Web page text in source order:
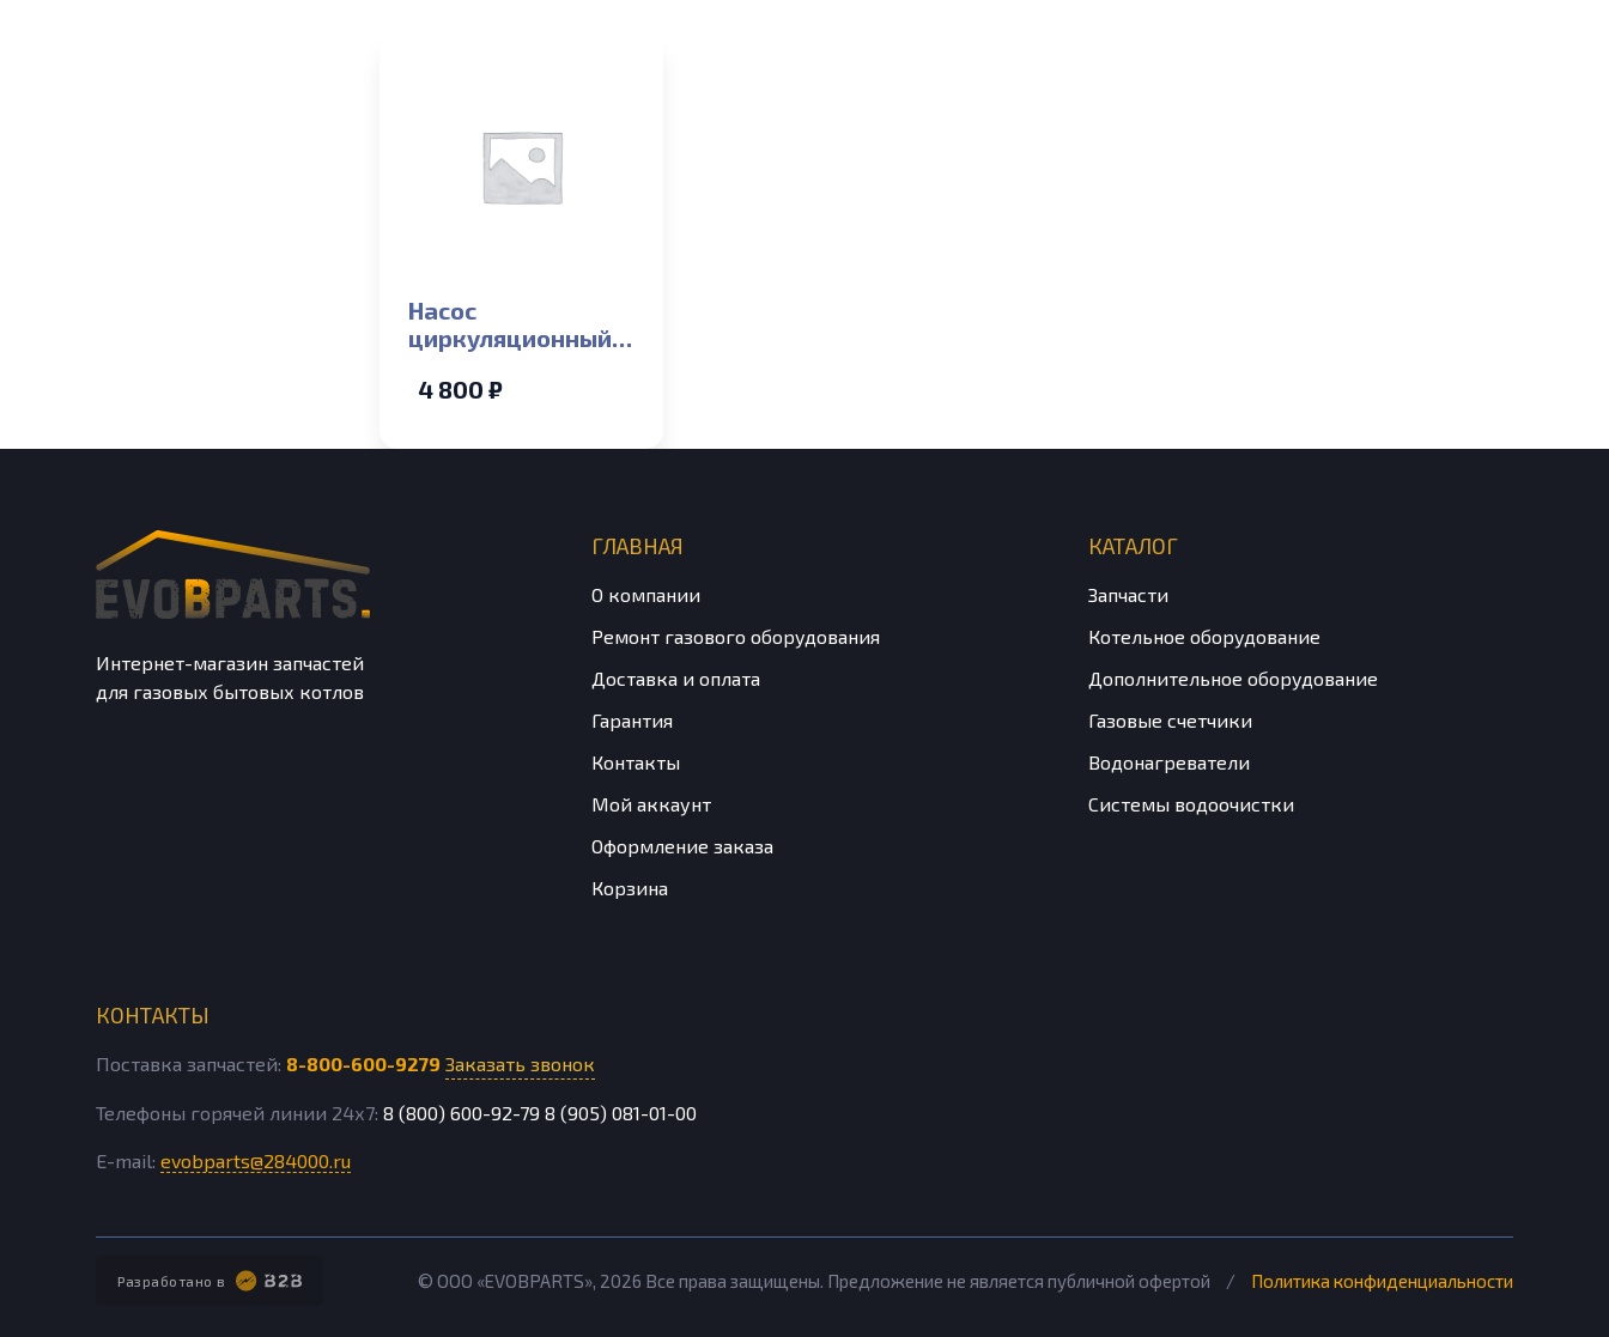
Насос
циркуляционный
180 против
4 800 ₽
Интернет-магазин запчастей
для газовых бытовых котлов
ГЛАВНАЯ
О компании
Ремонт газового оборудования
Доставка и оплата
Гарантия
Контакты
Мой аккаунт
Оформление заказа
Корзина
КАТАЛОГ
Запчасти
Котельное оборудование
Дополнительное оборудование
Газовые счетчики
Водонагреватели
Системы водоочистки
КОНТАКТЫ
Поставка запчастей: 8-800-600-9279 Заказать звонок
Телефоны горячей линии 24х7: 8 (800) 600-92-79 8 (905) 081-01-00
E-mail: evobparts@284000.ru
Разработано в © ООО «EVOBPARTS», 2026 Все права защищены. Предложение не является публичной офертой / Политика конфиденциальности